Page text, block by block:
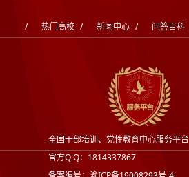
/ 热门高校 / 新闻中心 / 问答百科
全国干部培训、党性教育中心服务平台
官方Q Q：1814337867